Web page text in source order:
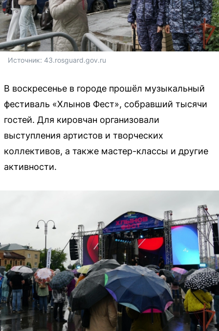
Источник: 43.rosguard.gov.ru
В воскресенье в городе прошёл музыкальный
фестиваль «Хлынов Фест», собравший тысячи
гостей. Для кировчан организовали
выступления артистов и творческих
коллективов, а также мастер-классы и другие
активности.